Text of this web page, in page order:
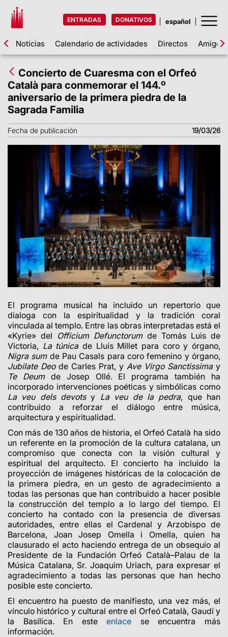
ENTRADAS DONATIVOS
Noticias Calendario de actividades Directos Amigos
Concierto de Cuaresma con el Orfeó
Català para conmemorar el 144.º
aniversario de la primera piedra de la
Sagrada Familia
Fecha de publicación 19/03/26
El programa musical ha incluido un repertorio que
dialoga con la espiritualidad y la tradición coral
vinculada al templo. Entre las obras interpretadas está el
«Kyrie» del Officium Defunctorum de Tomás Luis de
Victoria, La túnicade Lluís Millet para coro y órgano,
Nigra sumde Pau Casals para coro femenino y órgano,
Jubilate Deode Carles Prat, y Ave Virgo Sanctissimay
Te Deumde Josep Ollé. El programa también ha
incorporado intervenciones poéticas y simbólicas como
La veu dels devotsy La veu de la pedra, que han
contribuido a reforzar el diálogo entre música,
arquitectura y espiritualidad.
Con más de 130 años de historia, el Orfeó Català ha sido
un referente en la promoción de la cultura catalana, un
compromiso que conecta con la visión cultural y
espiritual del arquitecto. El concierto ha incluido la
proyección de imágenes históricas de la colocación de
la primera piedra, en un gesto de agradecimiento a
todas las personas que han contribuido a hacer posible
la construcción del templo a lo largo del tiempo. El
concierto ha contado con la presencia de diversas
autoridades, entre ellas el Cardenal y Arzobispo de
Barcelona, Joan Josep Omella i Omella, quien ha
clausurado el acto haciendo entrega de un obsequio al
Presidente de la Fundación Orfeó Català–Palau de la
Música Catalana, Sr. Joaquim Uriach, para expresar el
agradecimiento a todas las personas que han hecho
posible este concierto.
El encuentro ha puesto de manifiesto, una vez más, el
vínculo histórico y cultural entre el Orfeó Català, Gaudí y
la Basílica. En esteenlace se encuentra más
información.